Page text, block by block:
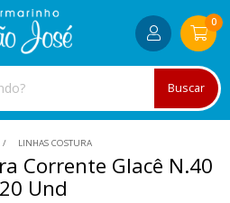
Buscar
0
LINHAS COSTURA
Corrente Glacê N.40
Und